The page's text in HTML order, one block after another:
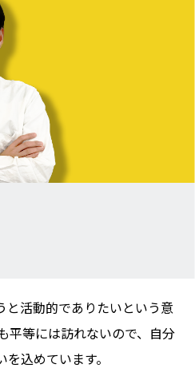
と活動的でありたいという意
平等には訪れないので、自分
込めています。